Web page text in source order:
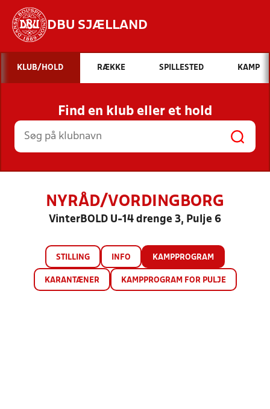
DBU SJÆLLAND
Hvad vil du søge efter?
INDHOLD OG NYHEDER
STILLINGER, RESULTATER, KLUBBER OG
HOLD
KLUB/HOLD RÆKKE SPILLESTED KAMP
Find en klub eller et hold
NYRÅD/VORDINGBORG
VinterBOLD U-14 drenge 3, Pulje 6
STILLING INFO KAMPPROGRAM
KARANTÆNER KAMPPROGRAM FOR PULJE